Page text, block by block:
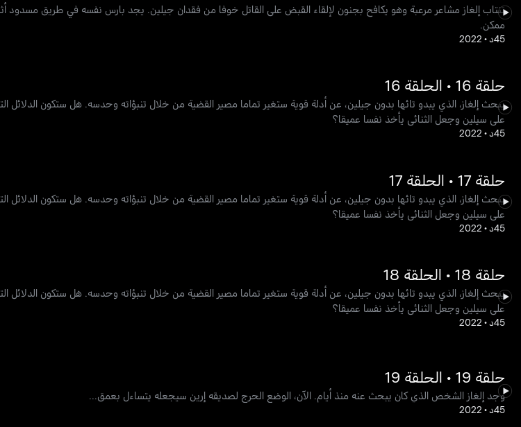
تنتاب إلغاز مشاعر مرعبة وهو يكافح بجنون لإلقاء القبض على القاتل خوفا من فقدان جيلين. يجد بارس نفسه في طريق مسدود
ممكن.
45د •
2022
حلقة 16 • الحلقة 16
يبحث إلغاز، الذي يبدو تائها بدون جيلين، عن أدلة قوية ستغير تماما مصير القضية من خلال تنبؤاته وحدسه. هل ستكون الدلائل
على سيلين وجعل الثنائي يأخذ نفسا عميقا؟
45د •
2022
حلقة 17 • الحلقة 17
يبحث إلغاز، الذي يبدو تائها بدون جيلين، عن أدلة قوية ستغير تماما مصير القضية من خلال تنبؤاته وحدسه. هل ستكون الدلائل
على سيلين وجعل الثنائي يأخذ نفسا عميقا؟
45د •
2022
حلقة 18 • الحلقة 18
يبحث إلغاز، الذي يبدو تائها بدون جيلين، عن أدلة قوية ستغير تماما مصير القضية من خلال تنبؤاته وحدسه. هل ستكون الدلائل
على سيلين وجعل الثنائي يأخذ نفسا عميقا؟
45د •
2022
حلقة 19 • الحلقة 19
وجد إلغاز الشخص الذي كان يبحث عنه منذ أيام. الآن، الوضع الحرج لصديقه إرين سيجعله يتساءل بعمق...
45د •
2022